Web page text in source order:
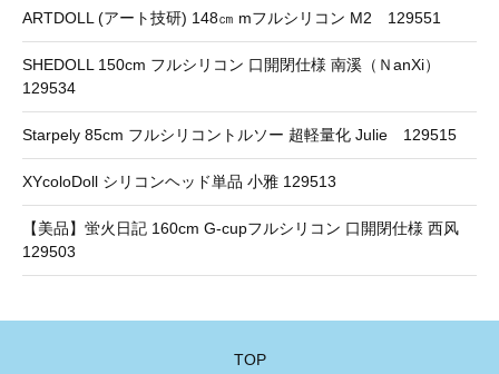
ARTDOLL (アート技研) 148㎝ mフルシリコン M2 129551
SHEDOLL 150cm フルシリコン 口開閉仕様 南溪（ＮanXi）
129534
Starpely 85cm フルシリコントルソー 超軽量化 Julie 129515
XYcoloDoll シリコンヘッド単品 小雅 129513
【美品】蛍火日記 160cm G-cupフルシリコン 口開閉仕様 西风
129503
TOP